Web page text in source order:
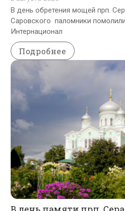
В день обретения мощей прп.
Саровского паломники
Интернационал
Подробнее